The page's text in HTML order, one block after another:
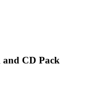
and CD Pack